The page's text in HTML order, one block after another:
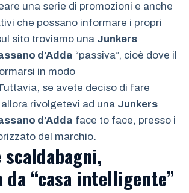
una serie di promozioni e anche
che possano informare i propri
sito troviamo una Junkers
d’Adda “passiva”, cioè dove il
in modo
se avete deciso di fare
rivolgetevi ad una Junkers
d’Adda face to face, presso i
del marchio.
scaldabagni,
“casa intelligente”